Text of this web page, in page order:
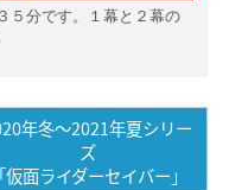
５分です。１幕と２幕の
年冬〜2021年夏シリー
ズ
「仮面ライダーセイバー」